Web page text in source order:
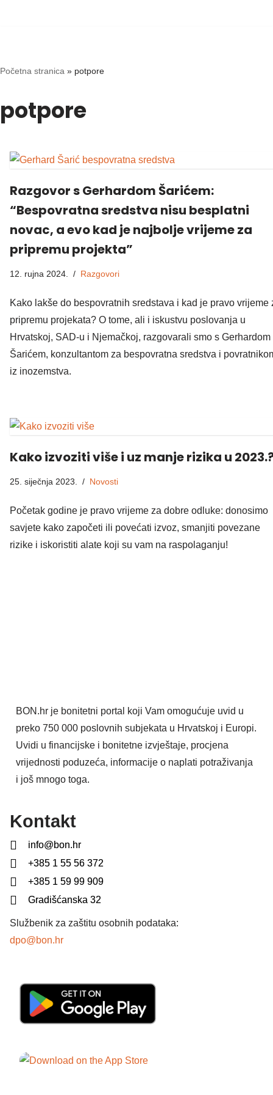
content
Početna stranica » potpore
potpore
Razgovor s Gerhardom Šarićem:
“Bespovratna sredstva nisu besplatni
novac, a evo kad je najbolje vrijeme za
pripremu projekta”
12. rujna 2024. Razgovori
Kako lakše do bespovratnih sredstava i kad je pravo vrijeme
pripremu projekata? O tome, ali i iskustvu poslovanja u
Hrvatskoj, SAD-u i Njemačkoj, razgovarali smo s Gerhardom
Šarićem, konzultantom za bespovratna sredstva i
iz inozemstva.
Kako izvoziti više i uz manje rizika u
25. siječnja 2023. Novosti
Početak godine je pravo vrijeme za dobre odluke: donosimo
savjete kako započeti ili povećati izvoz, smanjiti povezane
rizike i iskoristiti alate koji su vam na raspolaganju!
BON.hr je bonitetni portal koji Vam omogućuje uvid u
preko 750 000 poslovnih subjekata u Hrvatskoj i Europi.
Uvidi u financijske i bonitetne izvještaje, procjena
vrijednosti poduzeća, informacije o naplati potraživanja
i još mnogo toga.
Kontakt
info@bon.hr
+385 1 55 56 372
+385 1 59 99 909
Gradišćanska 32
Službenik za zaštitu osobnih podataka:
dpo@bon.hr